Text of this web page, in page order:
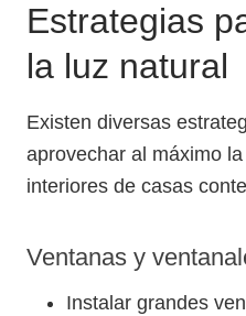
Estrategias
la luz natural
Existen diversas
aprovechar al máximo
interiores de casas
Ventanas y
Instalar grandes